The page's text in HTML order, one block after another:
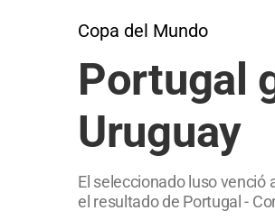
Copa del Mundo
Portugal
Uruguay
El seleccionado luso venció
el resultado de Portugal -